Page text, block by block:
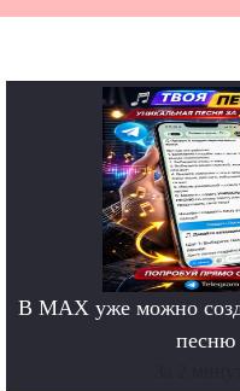
В MAX уже можно
песню